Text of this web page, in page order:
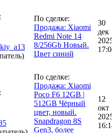
По сделке:
Продажа: Xiaomi
Redmi Note 14
8/256Gb Новый.
Цвет синий
30
дек
По сделке:
Продажа: Xiaomi
Poco F6 12GB |
512GB Чёрный
цвет, новый.
Snapdragon 8S
Gen3, более
12
окт